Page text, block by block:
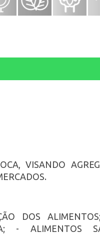
VISANDO
DOS
- ALIMENTOS